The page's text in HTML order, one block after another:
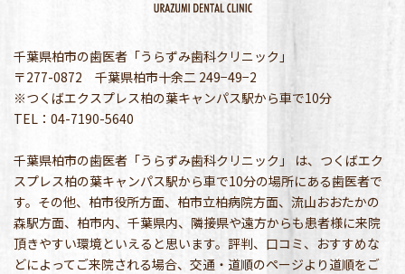
千葉県柏市の歯医者「うらずみ歯科クリニック」
〒277-0872 千葉県柏市十余二 249−49−2
※つくばエクスプレス柏の葉キャンパス駅から車で10分
TEL：04-7190-5640
千葉県柏市の歯医者「うらずみ歯科クリニック」 は、つくばエク
スプレス柏の葉キャンパス駅から車で10分の場所にある歯医者で
す。その他、柏市役所方面、柏市立柏病院方面、流山おおたかの
森駅方面、柏市内、千葉県内、隣接県や遠方からも患者様に来院
頂きやすい環境といえると思います。評判、口コミ、おすすめな
どによってご来院される場合、交通・道順のページより道順をご